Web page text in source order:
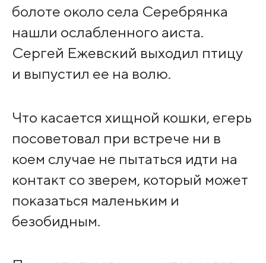
болоте около села Серебрянка
нашли ослабленного аиста.
Сергей Ежевский выходил птицу
и выпустил ее на волю.
Что касается хищной кошки, егерь
посоветовал при встрече ни в
коем случае не пытаться идти на
контакт со зверем, который может
показаться маленьким и
безобидным.